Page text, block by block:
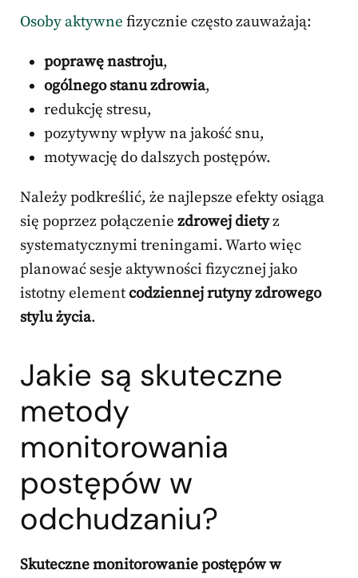
Osoby aktywne fizycznie często zauważają:
poprawę nastroju,
ogólnego stanu zdrowia,
redukcję stresu,
pozytywny wpływ na jakość snu,
motywację do dalszych postępów.
Należy podkreślić, że najlepsze efekty osiąga
się poprzez połączenie zdrowej dietyz
systematycznymi treningami. Warto więc
planować sesje aktywności fizycznej jako
istotny elementcodziennej rutyny zdrowego
stylu życia.
Jakie są skuteczne
metody
monitorowania
postępów w
odchudzaniu?
Skuteczne monitorowanie postępów w